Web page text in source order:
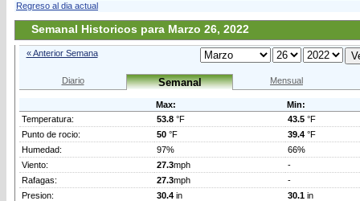
Regreso al dia actual
Semanal Historicos para Marzo 26, 2022
« Anterior Semana
Diario Semanal Mensual
Max:
Min:
Temperatura:
53.8 °F 43.5 °F
Punto de rocio:
50 °F 39.4 °F
Humedad:
97%
66%
Viento:
27.3mph
-
Rafagas:
27.3mph
-
Presion:
30.4 in 30.1 in